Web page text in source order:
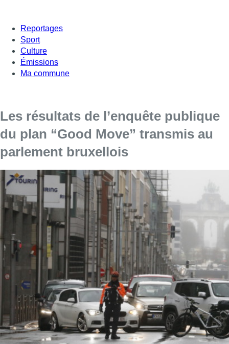
Reportages
Sport
Culture
Émissions
Ma commune
Les résultats de l’enquête publique
du plan “Good Move” transmis au
parlement bruxellois